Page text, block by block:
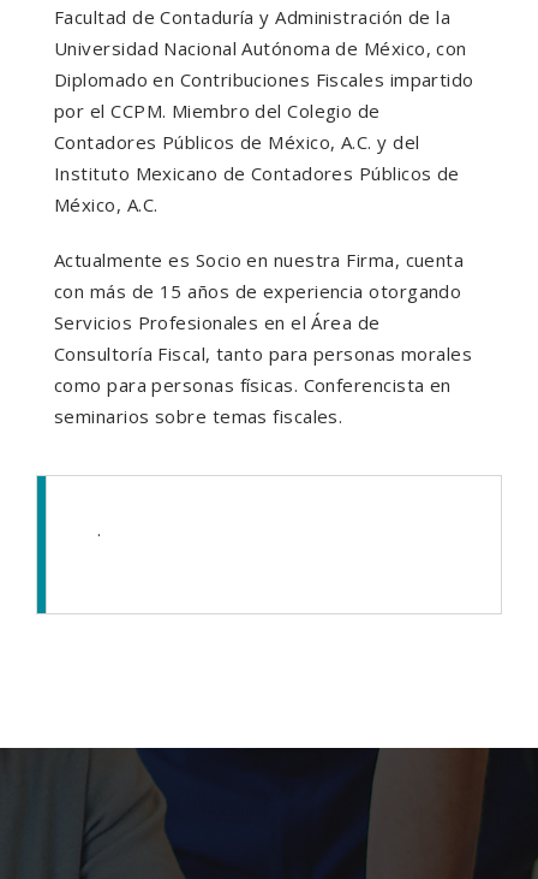
Facultad de Contaduría y Administración de la
Universidad Nacional Autónoma de México, con
Diplomado en Contribuciones Fiscales impartido
por el CCPM. Miembro del Colegio de
Contadores Públicos de México, A.C. y del
Instituto Mexicano de Contadores Públicos de
México, A.C.
Actualmente es Socio en nuestra Firma, cuenta
con más de 15 años de experiencia otorgando
Servicios Profesionales en el Área de
Consultoría Fiscal, tanto para personas morales
como para personas físicas. Conferencista en
seminarios sobre temas fiscales.
.